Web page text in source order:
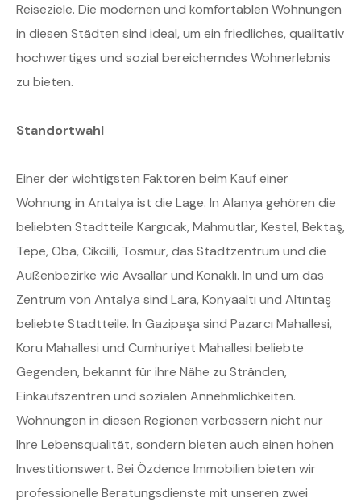
Reiseziele. Die modernen und komfortablen Wohnungen
in diesen Städten sind ideal, um ein friedliches, qualitativ
hochwertiges und sozial bereicherndes Wohnerlebnis
zu bieten.
Standortwahl
Einer der wichtigsten Faktoren beim Kauf einer
Wohnung in Antalya ist die Lage. In Alanya gehören die
beliebten Stadtteile Kargıcak, Mahmutlar, Kestel, Bektaş,
Tepe, Oba, Cikcilli, Tosmur, das Stadtzentrum und die
Außenbezirke wie Avsallar und Konaklı. In und um das
Zentrum von Antalya sind Lara, Konyaaltı und Altıntaş
beliebte Stadtteile. In Gazipaşa sind Pazarcı Mahallesi,
Koru Mahallesi und Cumhuriyet Mahallesi beliebte
Gegenden, bekannt für ihre Nähe zu Stränden,
Einkaufszentren und sozialen Annehmlichkeiten.
Wohnungen in diesen Regionen verbessern nicht nur
Ihre Lebensqualität, sondern bieten auch einen hohen
Investitionswert. Bei Özdence Immobilien bieten wir
professionelle Beratungsdienste mit unseren zwei